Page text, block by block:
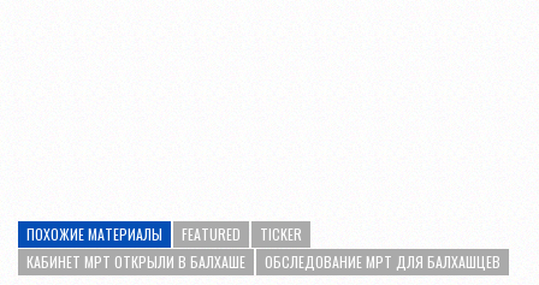
ПОХОЖИЕ МАТЕРИАЛЫ FEATURED
TICKER
КАБИНЕТ МРТ ОТКРЫЛИ В БАЛХАШЕ
ОБСЛЕДОВАНИЕ МРТ ДЛЯ БАЛХАШЦЕВ